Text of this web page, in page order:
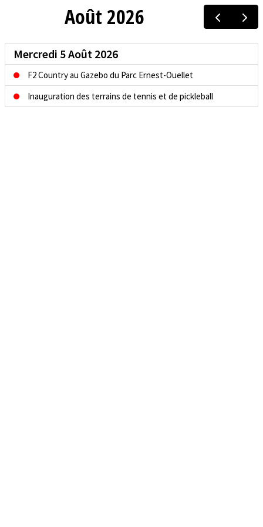
Août 2026
Mercredi 5 Août 2026
F2 Country au Gazebo du Parc Ernest-Ouellet
Inauguration des terrains de tennis et de pickleball